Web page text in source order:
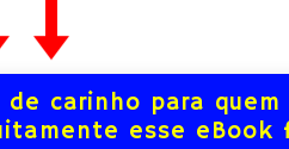
de carinho para
esse